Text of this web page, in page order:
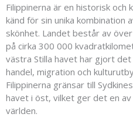
Filippinerna är en historisk och
känd för sin unika kombination
skönhet. Landet består av
på cirka 300 000
västra Stilla havet har gjort
handel, migration och
Filippinerna gränsar till
havet i öst, vilket ger det en
världen.